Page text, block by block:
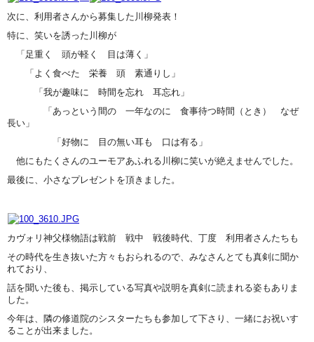
次に、利用者さんから募集した川柳発表！
特に、笑いを誘った川柳が
「足重く 頭が軽く 目は薄く」
「よく食べた 栄養 頭 素通りし」
「我が趣味に 時間を忘れ 耳忘れ」
「あっという間の 一年なのに 食事待つ時間（とき） なぜ
長い」
「好物に 目の無い耳も 口は有る」
他にもたくさんのユーモアあふれる川柳に笑いが絶えませんでした。
最後に、小さなプレゼントを頂きました。
カヴォリ神父様物語は戦前 戦中 戦後時代、丁度 利用者さんたちも
その時代を生き抜いた方々もおられるので、みなさんとても真剣に聞か
れており、
話を聞いた後も、掲示している写真や説明を真剣に読まれる姿もありま
した。
今年は、隣の修道院のシスターたちも参加して下さり、一緒にお祝いす
ることが出来ました。